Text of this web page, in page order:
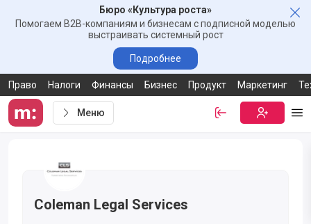
Бюро «Культура роста»
Помогаем B2B-компаниям и бизнесам с подписной моделью
выстраивать системный рост
Подробнее
Право Налоги Финансы Бизнес Продукт Маркетинг
Меню Войти
Coleman Legal Services